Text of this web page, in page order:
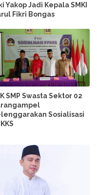
Yakop Jadi Kepala SMKI
Fikri Bongas
SMP Swasta Sektor 02
Sosialisasi